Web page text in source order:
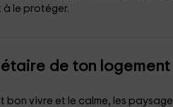
le protéger.
de ton logement
bon vivre et le calme, les